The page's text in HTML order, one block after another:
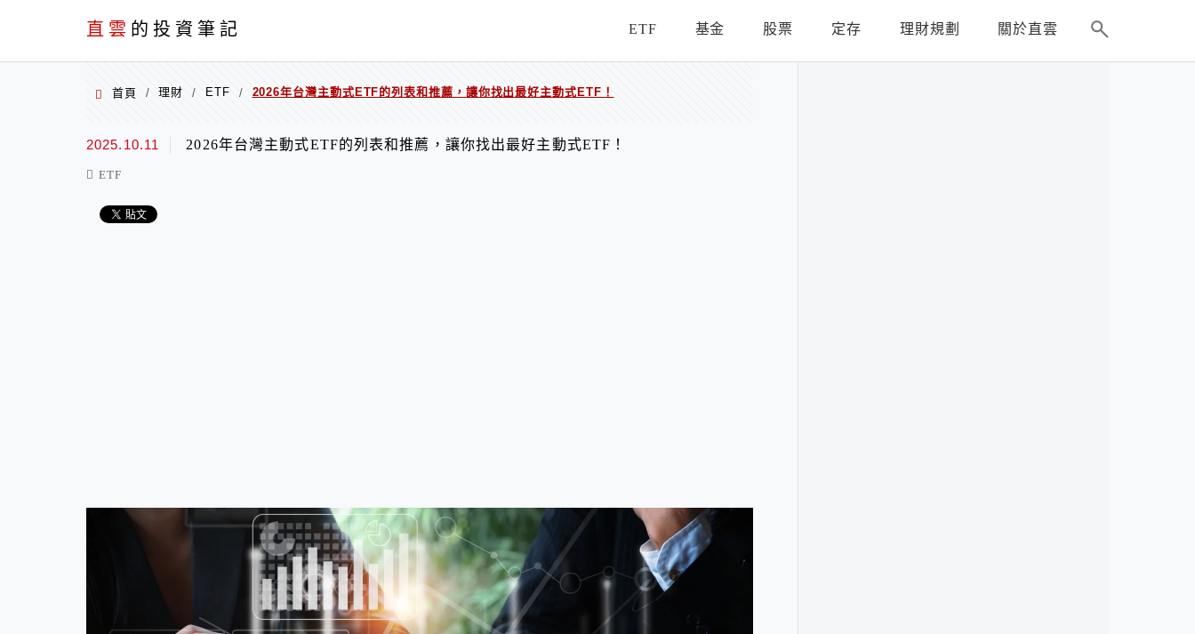
直雲 的投資筆記
PC+M
ETF 基金 股票 定存 理財規劃 關於直雲
首頁 / 理財 / ETF / 2026年台灣主動式ETF的列表和推薦，讓你找出最好主動式ETF！
2025.10.11 2026年台灣主動式ETF的列表和推薦，讓你找出最好主動式ETF！
ETF